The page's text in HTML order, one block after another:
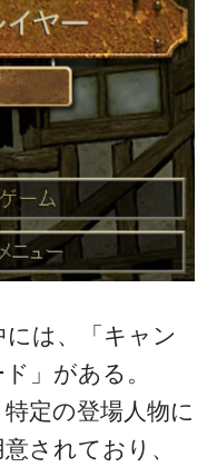
は、「キャン
」がある。
定の登場人物に
されており、